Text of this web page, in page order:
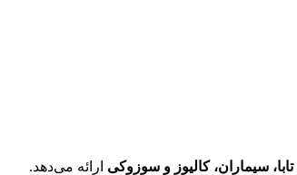
سیماران، کالیوز و سوزوکی ارائه می‌دهد.